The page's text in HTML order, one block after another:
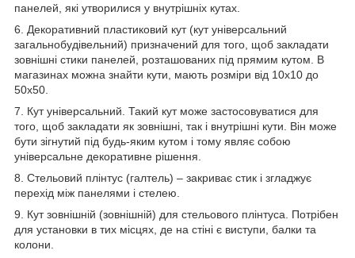
панелей, які утворилися у внутрішніх кутах.
6. Декоративний пластиковий кут (кут універсальний
загальнобудівельний) призначений для того, щоб закладати
зовнішні стики панелей, розташованих під прямим кутом. В
магазинах можна знайти кути, мають розміри від 10х10 до
50х50.
7. Кут універсальний. Такий кут може застосовуватися для
того, щоб закладати як зовнішні, так і внутрішні кути. Він може
бути зігнутий під будь-яким кутом і тому являє собою
універсальне декоративне рішення.
8. Стельовий плінтус (галтель) – закриває стик і згладжує
перехід між панелями і стелею.
9. Кут зовнішній (зовнішній) для стельового плінтуса. Потрібен
для установки в тих місцях, де на стіні є виступи, балки та
колони.